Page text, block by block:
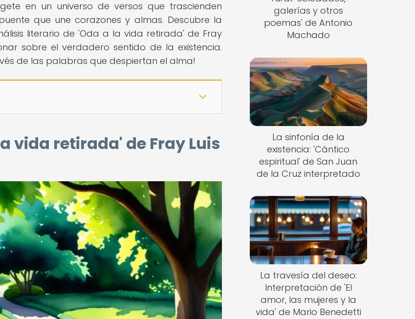
en un universo de versos que trascienden
que une corazones y almas. Descubre la
literario de 'Oda a la vida retirada' de Fray
sobre el verdadero sentido de la existencia.
de las palabras que despiertan el alma!
vida retirada' de Fray Luis
galerías y otros
poemas' de Antonio
Machado
La sinfonía de la
existencia: 'Cántico
espiritual' de San Juan
de la Cruz interpretado
La travesía del deseo:
Interpretación de 'El
amor, las mujeres y la
vida' de Mario Benedetti